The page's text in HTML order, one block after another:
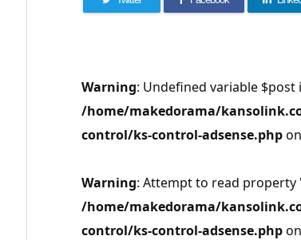
Warning: Undefined variable $post
/home/makedorama/
control/ks-control-adsense.php
Warning: Attempt to read property
/home/makedorama/
control/ks-control-adsense.php